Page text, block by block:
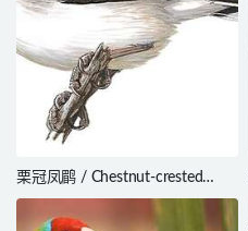
栗冠凤鹛 / Chestnut-crested
Yuhina / Staphida everetti